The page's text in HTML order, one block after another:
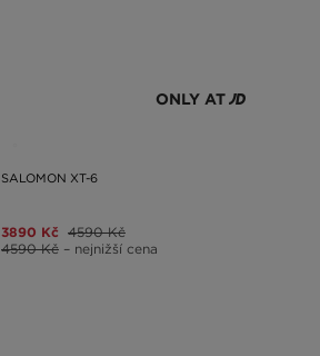
ONLY AT
SALOMON XT-6
3890 Kč 4590 Kč
4590 Kč – nejnižší cena